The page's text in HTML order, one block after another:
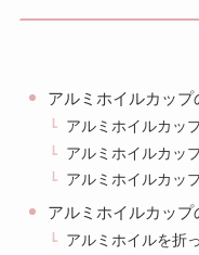
アルミホイルカッ
アルミホイルカッ
アルミホイルカッ
アルミホイルカッ
アルミホイルカッ
アルミホイルを折